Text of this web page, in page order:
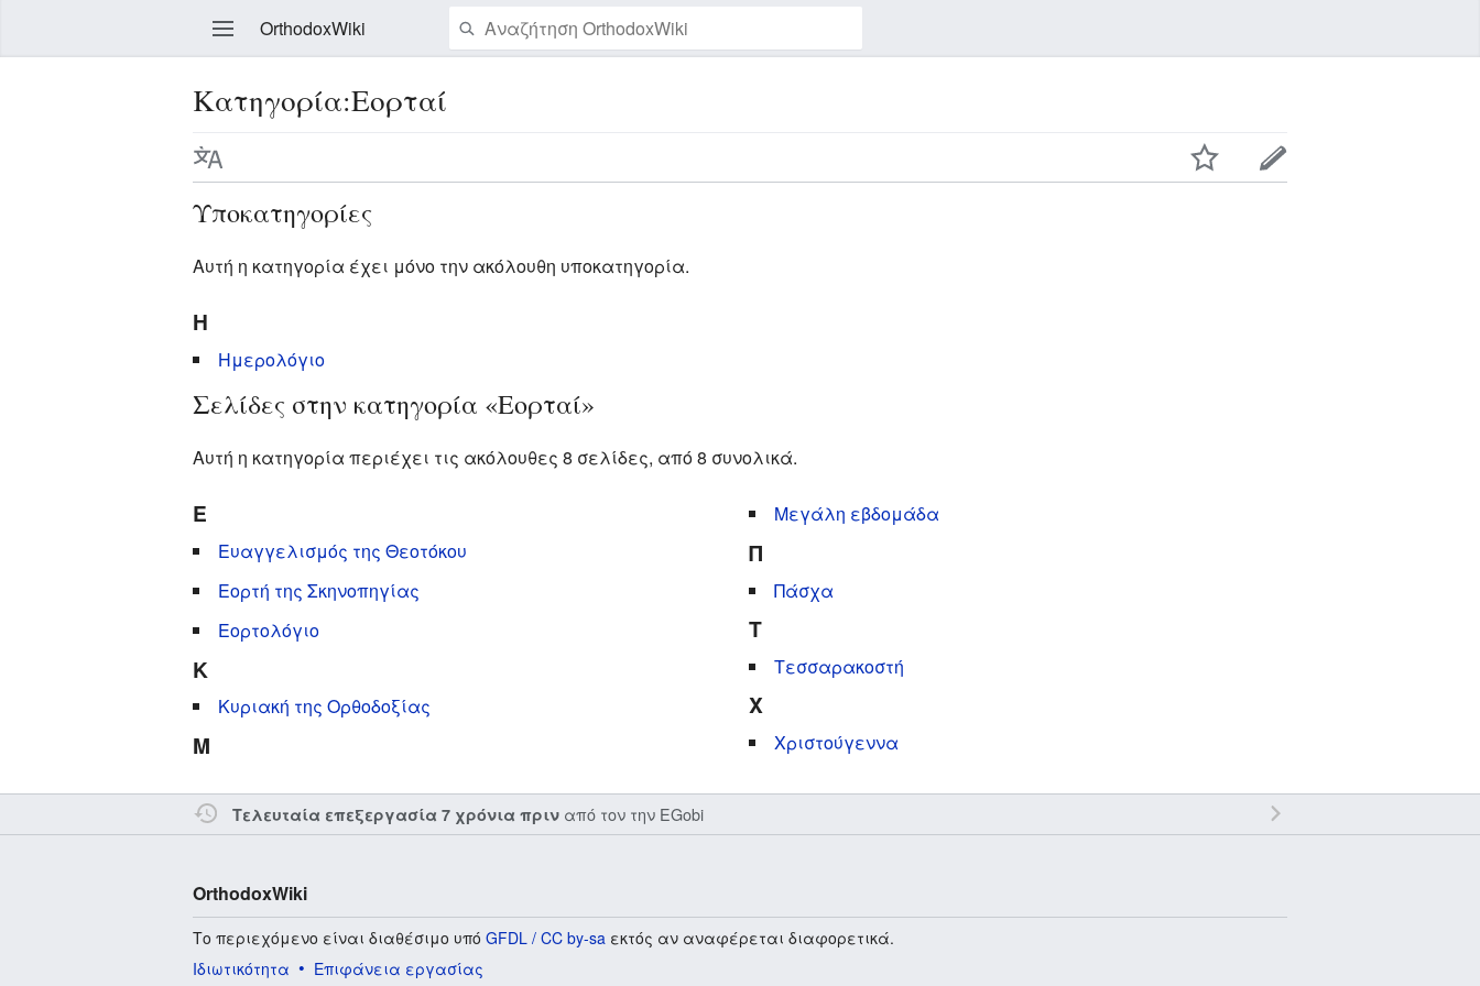
OrthodoxWiki
Επεξεργασία
Κατηγορία:Εορταί
Υποκατηγορίες
Αυτή η κατηγορία έχει μόνο την ακόλουθη υποκατηγορία.
Η
Ημερολόγιο
Σελίδες στην κατηγορία «Εορταί»
Αυτή η κατηγορία περιέχει τις ακόλουθες 8 σελίδες, από 8 συνολικά.
Ε
Ευαγγελισμός της Θεοτόκου
Εορτή της Σκηνοπηγίας
Εορτολόγιο
Κ
Κυριακή της Ορθοδοξίας
Μ
Μεγάλη εβδομάδα
Π
Πάσχα
Τ
Τεσσαρακοστή
Χ
Χριστούγεννα
Τελευταία επεξεργασία 7 χρόνια πριν από τον την EGobi
OrthodoxWiki
Το περιεχόμενο είναι διαθέσιμο υπόGFDL / CC by-sa εκτός αν αναφέρεται διαφορετικά.
Ιδιωτικότητα
Επιφάνεια εργασίας